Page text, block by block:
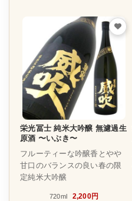
栄光冨士 純米大吟醸 無濾過生
原酒 〜いぶき〜
フルーティーな吟醸香とやや
甘口のバランスの良い春の限
定純米大吟醸
720ml 2,200円